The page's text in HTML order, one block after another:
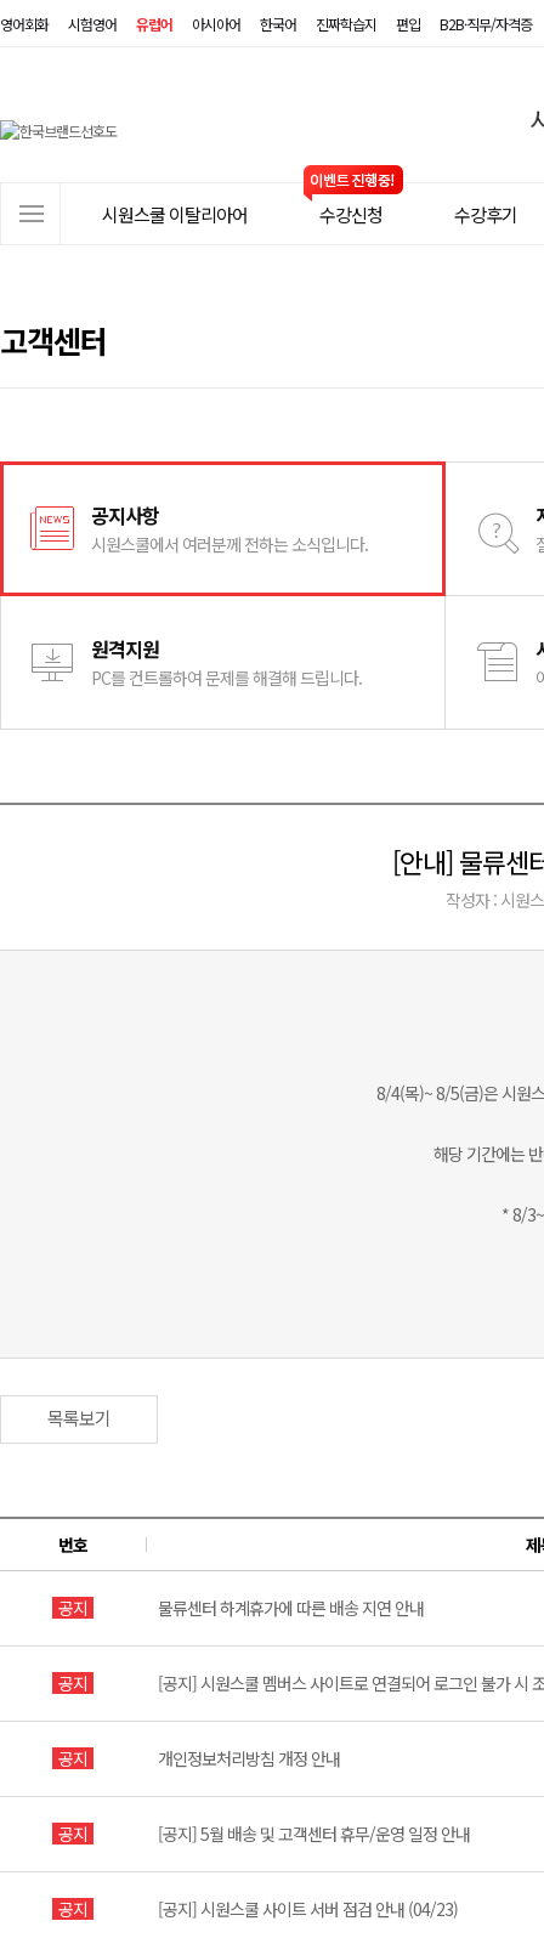
영어회화 시험영어 유럽어 아시아어 한국어 진짜학습지 편입 B2B·직무/자격증
원
쿨
뉴
시원스쿨 이탈리아어 수강신청 수강후기
고객센터
공지사항
시원스쿨에서 여러분께 전하는 소식입니다.
원격지원
PC를 컨트롤하여 문제를 해결해 드립니다.
[안내] 물류센
작성자 : 시원
8/4(목)~ 8/5(금)은 시원
해당 기간에는
* 8/
목록보기
번호
공지 물류센터 하계휴가에 따른 배송 지연 안내
공지 [공지] 시원스쿨 멤버스 사이트로 연결되어 로그인 불가 시
공지 개인정보처리방침 개정 안내
공지 [공지] 5월 배송 및 고객센터 휴무/운영 일정 안내
공지 [공지] 시원스쿨 사이트 서버 점검 안내 (04/23)